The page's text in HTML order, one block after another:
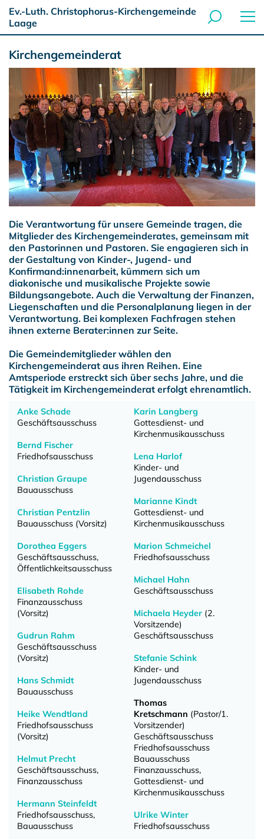
Ev.-Luth. Christophorus-Kirchengemeinde
Laage
Kirchengemeinderat
Die Verantwortung für unsere Gemeinde tragen, die
Mitglieder des Kirchengemeinderates, gemeinsam mit
den Pastorinnen und Pastoren. Sie engagieren sich in
der Gestaltung von Kinder-, Jugend- und
Konfirmand:innenarbeit, kümmern sich um
diakonische und musikalische Projekte sowie
Bildungsangebote. Auch die Verwaltung der Finanzen,
Liegenschaften und die Personalplanung liegen in der
Verantwortung. Bei komplexen Fachfragen stehen
ihnen externe Berater:innen zur Seite.
Die Gemeindemitglieder wählen den
Kirchengemeinderat aus ihren Reihen. Eine
Amtsperiode erstreckt sich über sechs Jahre, und die
Tätigkeit im Kirchengemeinderat erfolgt ehrenamtlich.
Anke Schade
Geschäftsausschuss
Bernd Fischer
Friedhofsausschuss
Christian Graupe
Bauausschuss
Christian Pentzlin
Bauausschuss (Vorsitz)
Dorothea Eggers
Geschäftsausschuss,
Öffentlichkeitsausschuss
Elisabeth Rohde
Finanzausschuss
(Vorsitz)
Gudrun Rahm
Geschäftsausschuss
(Vorsitz)
Hans Schmidt
Bauausschuss
Heike Wendtland
Friedhofsausschuss
(Vorsitz)
Helmut Precht
Geschäftsausschuss,
Finanzausschuss
Hermann Steinfeldt
Friedhofsausschuss,
Bauausschuss
Karin Langberg
Gottesdienst- und
Kirchenmusikausschuss
Lena Harlof
Kinder- und
Jugendausschuss
Marianne Kindt
Gottesdienst- und
Kirchenmusikausschuss
Marion Schmeichel
Friedhofsausschuss
Michael Hahn
Geschäftsausschuss
Michaela Heyder (2.
Vorsitzende)
Geschäftsausschuss
Stefanie Schink
Kinder- und
Jugendausschuss
Thomas
Kretschmann (Pastor/1.
Vorsitzender)
Geschäftsausschuss
Friedhofsausschuss
Bauausschuss
Finanzausschuss,
Gottesdienst- und
Kirchenmusikausschuss
Ulrike Winter
Friedhofsausschuss